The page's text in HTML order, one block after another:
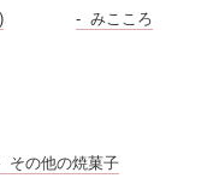
みこころ
その他の焼菓子